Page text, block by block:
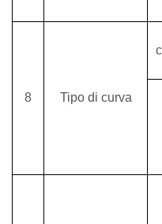
8 Tipo di curva